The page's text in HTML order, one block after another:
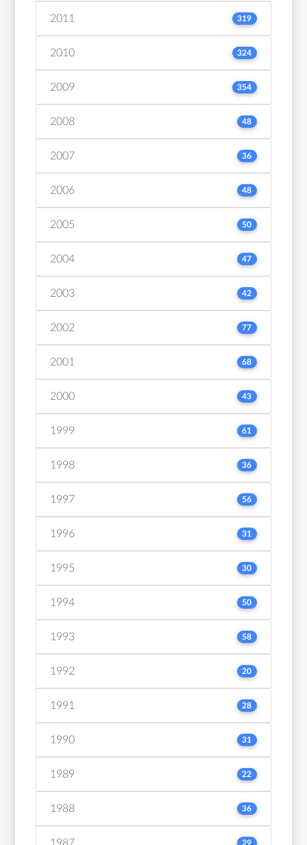
2011 319
2010 324
2009 354
2008 48
2007 36
2006 48
2005 50
2004 47
2003 42
2002 77
2001 68
2000 43
1999 61
1998 36
1997 56
1996 31
1995 30
1994 50
1993 58
1992 20
1991 28
1990 31
1989 22
1988 36
1987 29